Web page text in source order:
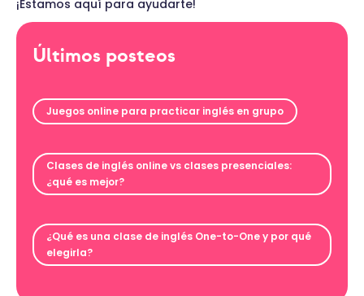
¡Estamos aquí para ayudarte!
Últimos posteos
Juegos online para practicar inglés en grupo
Clases de inglés online vs clases presenciales:
¿qué es mejor?
¿Qué es una clase de inglés One-to-One y por qué
elegirla?